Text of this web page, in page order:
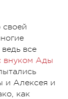
все
внуком Ады
и Алексея и
как